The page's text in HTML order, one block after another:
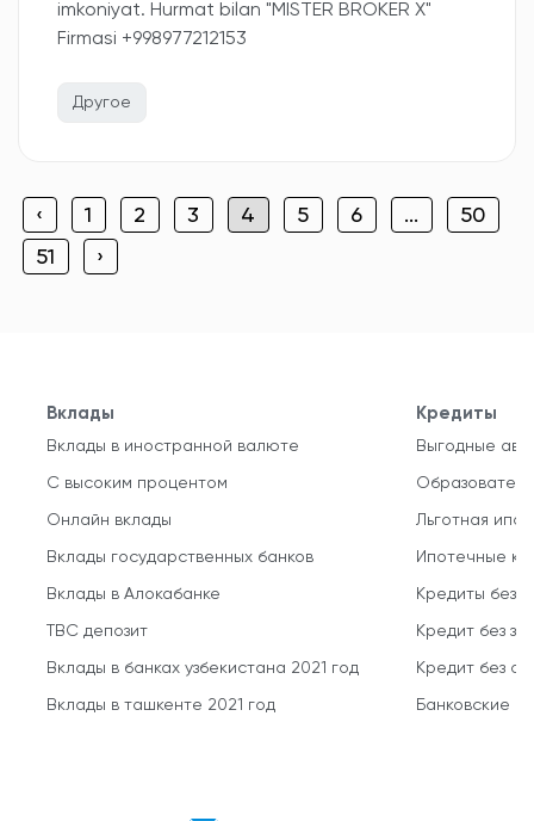
imkoniyat. Hurmat bilan "MISTER BROKER X"
Firmasi +998977212153
Другое
‹ 1 2 3 4 5 6 ...
50
51
›
Вклады
Вклады в иностранной валюте
С высоким процентом
Онлайн вклады
Вклады государственных банков
Вклады в Алокабанке
TBC депозит
Вклады в банках узбекистана 2021 год
Вклады в ташкенте 2021 год
Кредиты
Выгодные
Льготная
Ипотечные
Кредиты без
Кредит без
Кредит без
Банковские